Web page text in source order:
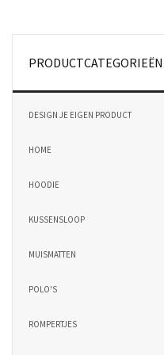
PRODUCTCATEGORIEËN
DESIGN JE EIGEN PRODUCT
HOME
HOODIE
KUSSENSLOOP
MUISMATTEN
POLO'S
ROMPERTJES